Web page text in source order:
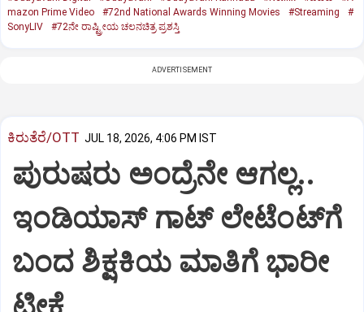
mazon Prime Video
#72nd National Awards Winning Movies #Streaming
#
SonyLIV
#72ನೇ ರಾಷ್ಟ್ರೀಯ ಚಲನಚಿತ್ರ ಪ್ರಶಸ್ತಿ
ADVERTISEMENT
ಕಿರುತೆರೆ/OTT JUL 18, 2026, 4:06 PM IST
ಪುರುಷರು ಅಂದ್ರೆನೇ ಆಗಲ್ಲ..
ಇಂಡಿಯಾಸ್ ಗಾಟ್ ಲೇಟೆಂಟ್‌ಗೆ
ಬಂದ ಶಿಕ್ಷಕಿಯ ಮಾತಿಗೆ ಭಾರೀ